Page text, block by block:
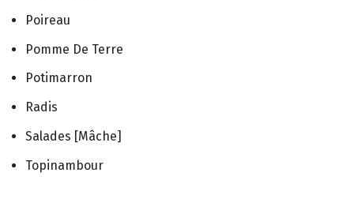
Poireau
Pomme De Terre
Potimarron
Radis
Salades [Mâche]
Topinambour